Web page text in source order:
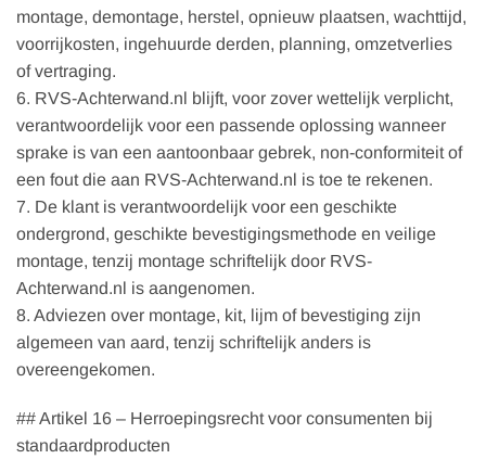
montage, demontage, herstel, opnieuw plaatsen, wachttijd,
voorrijkosten, ingehuurde derden, planning, omzetverlies
of vertraging.
6. RVS-Achterwand.nl blijft, voor zover wettelijk verplicht,
verantwoordelijk voor een passende oplossing wanneer
sprake is van een aantoonbaar gebrek, non-conformiteit of
een fout die aan RVS-Achterwand.nl is toe te rekenen.
7. De klant is verantwoordelijk voor een geschikte
ondergrond, geschikte bevestigingsmethode en veilige
montage, tenzij montage schriftelijk door RVS-
Achterwand.nl is aangenomen.
8. Adviezen over montage, kit, lijm of bevestiging zijn
algemeen van aard, tenzij schriftelijk anders is
overeengekomen.
## Artikel 16 – Herroepingsrecht voor consumenten bij
standaardproducten